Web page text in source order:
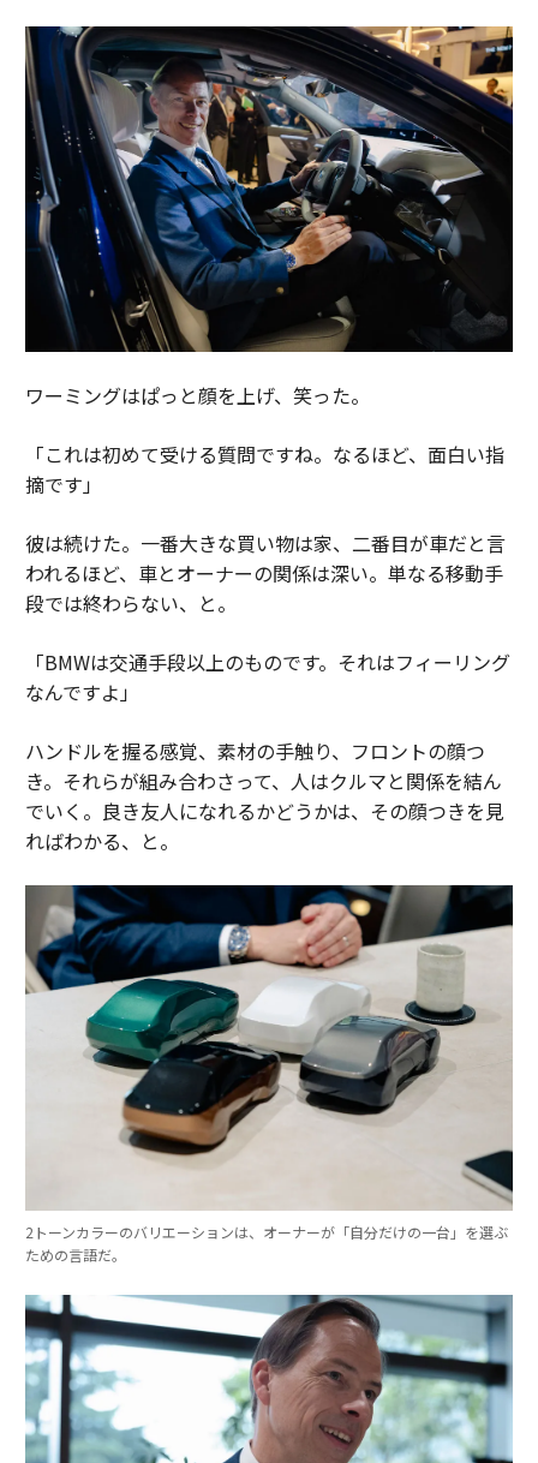
ワーミングはぱっと顔を上げ、笑った。
「これは初めて受ける質問ですね。なるほど、面白い指
摘です」
彼は続けた。一番大きな買い物は家、二番目が車だと言
われるほど、車とオーナーの関係は深い。単なる移動手
段では終わらない、と。
「BMWは交通手段以上のものです。それはフィーリング
なんですよ」
ハンドルを握る感覚、素材の手触り、フロントの顔つ
き。それらが組み合わさって、人はクルマと関係を結ん
でいく。良き友人になれるかどうかは、その顔つきを見
ればわかる、と。
2トーンカラーのバリエーションは、オーナーが「自分だけの一台」を選ぶ
ための言語だ。